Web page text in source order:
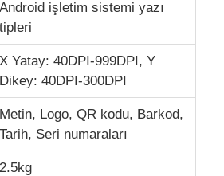
Android işletim sistemi yazı
tipleri
X Yatay: 40DPI-999DPI, Y
Dikey: 40DPI-300DPI
Metin, Logo, QR kodu, Barkod,
Tarih, Seri numaraları
2.5kg